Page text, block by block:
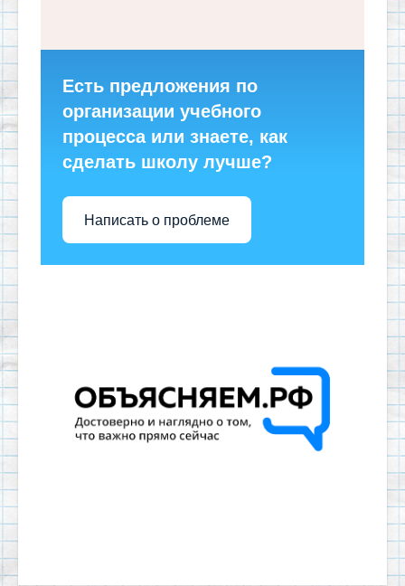
Есть предложения по
организации учебного
процесса или знаете, как
сделать школу лучше?
Написать о проблеме